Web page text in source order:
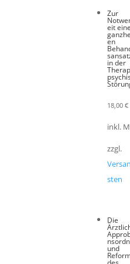
Zur
eit
en
in der
18,00€
inkl.
zzgl.
sten
Die
und